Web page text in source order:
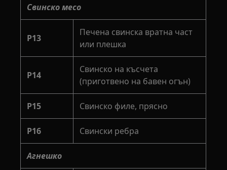
Свинско месо
P13
Печена свинска вратна част
или плешка
P14
Свинско на късчета
(приготвено на бавен огън)
P15 Свинско филе, прясно
P16 Свински ребра
Агнешко